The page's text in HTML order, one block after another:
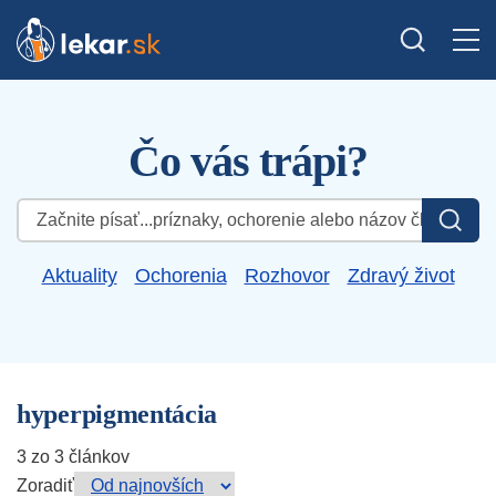
Čo vás trápi?
Hľadať:
Aktuality Ochorenia Rozhovor Zdravý život
hyperpigmentácia
3 zo 3 článkov
Zoradiť